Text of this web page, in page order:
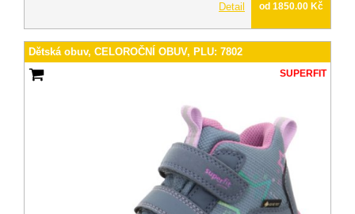
Detail od 1850.00 Kč
Dětská obuv, CELOROČNÍ OBUV, PLU: 7802
SUPERFIT